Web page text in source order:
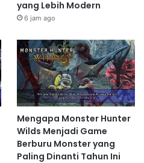
yang Lebih Modern
6 jam ago
Mengapa Monster Hunter
Wilds Menjadi Game
Berburu Monster yang
Paling Dinanti Tahun Ini